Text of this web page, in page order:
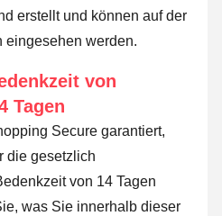
erstellt und können auf der
eingesehen werden.
von
Tagen
Secure garantiert,
die gesetzlich
von 14 Tagen
was Sie innerhalb dieser